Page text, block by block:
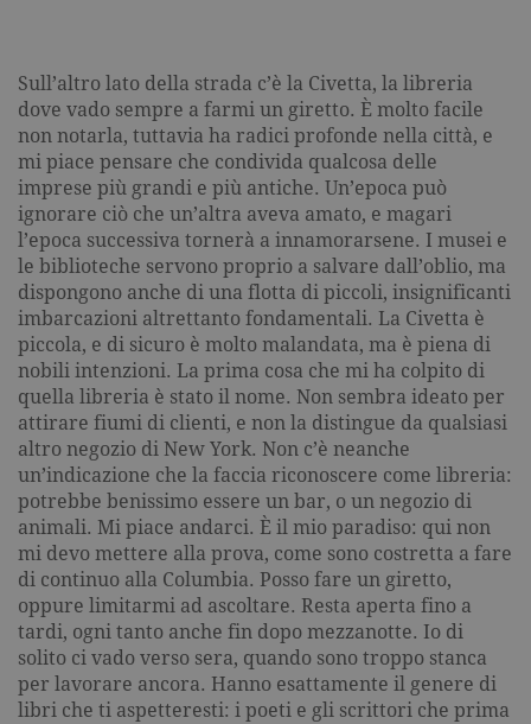
Sull’altro lato della strada c’è la Civetta, la libreria
dove vado sempre a farmi un giretto. È molto facile
non notarla, tuttavia ha radici profonde nella città, e
mi piace pensare che condivida qualcosa delle
imprese più grandi e più antiche. Un’epoca può
ignorare ciò che un’altra aveva amato, e magari
l’epoca successiva tornerà a innamorarsene. I musei e
le biblioteche servono proprio a salvare dall’oblio, ma
dispongono anche di una flotta di piccoli, insignificanti
imbarcazioni altrettanto fondamentali. La Civetta è
piccola, e di sicuro è molto malandata, ma è piena di
nobili intenzioni. La prima cosa che mi ha colpito di
quella libreria è stato il nome. Non sembra ideato per
attirare fiumi di clienti, e non la distingue da qualsiasi
altro negozio di New York. Non c’è neanche
un’indicazione che la faccia riconoscere come libreria:
potrebbe benissimo essere un bar, o un negozio di
animali. Mi piace andarci. È il mio paradiso: qui non
mi devo mettere alla prova, come sono costretta a fare
di continuo alla Columbia. Posso fare un giretto,
oppure limitarmi ad ascoltare. Resta aperta fino a
tardi, ogni tanto anche fin dopo mezzanotte. Io di
solito ci vado verso sera, quando sono troppo stanca
per lavorare ancora. Hanno esattamente il genere di
libri che ti aspetteresti: i poeti e gli scrittori che prima